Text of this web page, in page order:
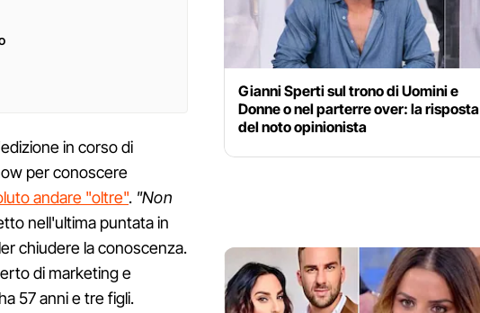
in corso di
per conoscere
andare "oltre". "Non
nell'ultima puntata in
chiudere la conoscenza.
di marketing e
57 anni e tre figli.
Gianni Sperti sul trono di Uomini e
Donne o nel parterre over: la risposta
del noto opinionista